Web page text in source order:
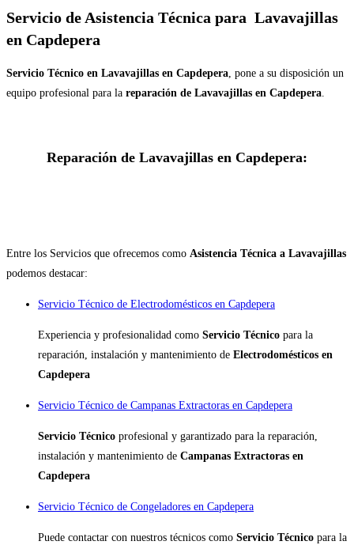
Servicio de Asistencia Técnica para Lavavajillas
en Capdepera
Servicio Técnico en Lavavajillas en Capdepera, pone a su disposición un
equipo profesional para la reparación de Lavavajillas en Capdepera.
Reparación de Lavavajillas en Capdepera:
Entre los Servicios que ofrecemos como Asistencia Técnica a Lavavajillas
podemos destacar:
Servicio Técnico de Electrodomésticos en Capdepera
Experiencia y profesionalidad como Servicio Técnico para la
reparación, instalación y mantenimiento de Electrodomésticos en
Capdepera
Servicio Técnico de Campanas Extractoras en Capdepera
Servicio Técnico profesional y garantizado para la reparación,
instalación y mantenimiento de Campanas Extractoras en
Capdepera
Servicio Técnico de Congeladores en Capdepera
Puede contactar con nuestros técnicos como Servicio Técnico para la